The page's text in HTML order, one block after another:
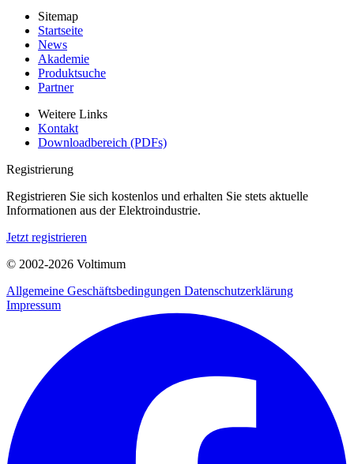
Sitemap
Startseite
News
Akademie
Produktsuche
Partner
Weitere Links
Kontakt
Downloadbereich (PDFs)
Registrierung
Registrieren Sie sich kostenlos und erhalten Sie stets aktuelle
Informationen aus der Elektroindustrie.
Jetzt registrieren
© 2002-2026 Voltimum
Allgemeine Geschäftsbedingungen Datenschutzerklärung
Impressum